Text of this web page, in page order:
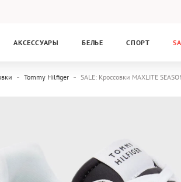
АКСЕССУАРЫ БЕЛЬЕ СПОРТ
Tommy Hilfiger SALE: Кроссовки MAXLITE